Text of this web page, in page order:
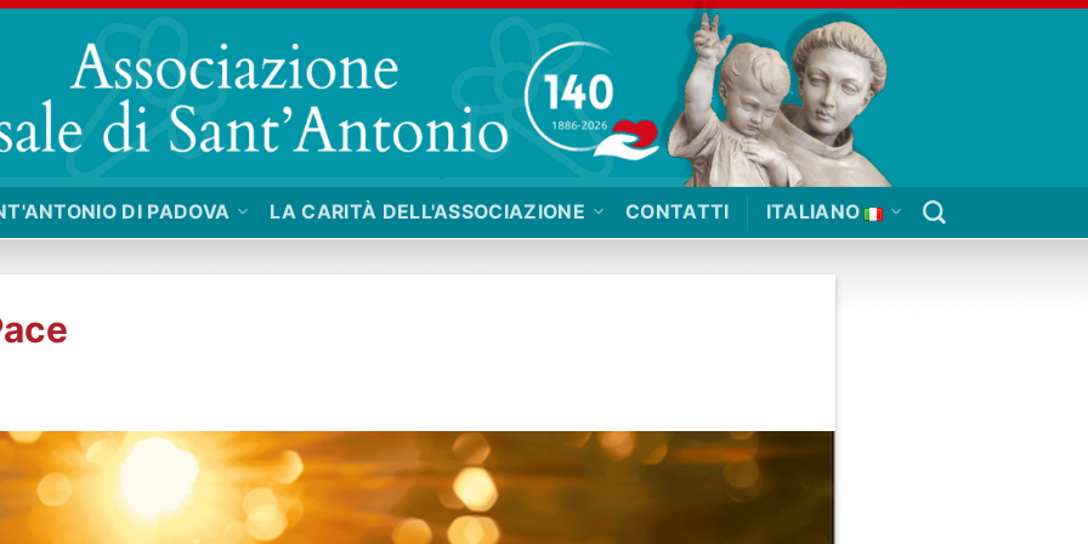
DI PADOVA LA CARITÀ DELL'ASSOCIAZIONE CONTATTI ITALIANO